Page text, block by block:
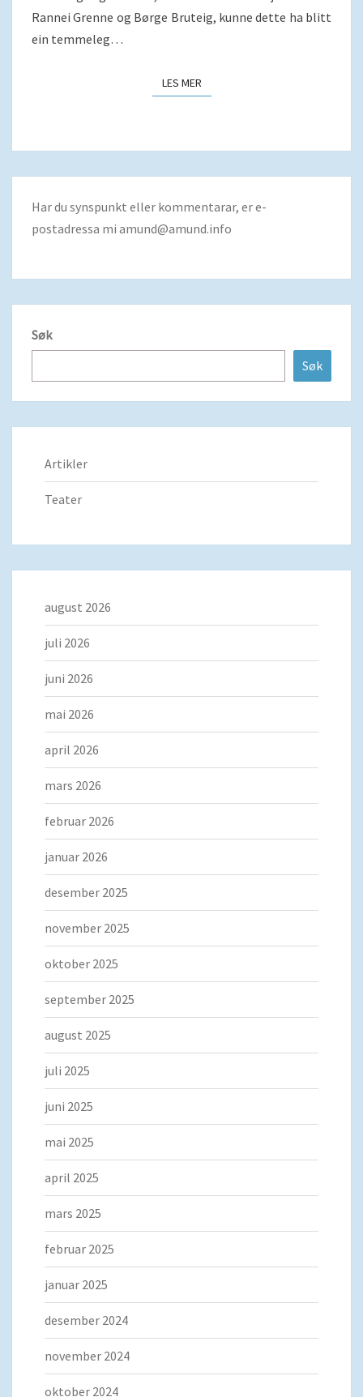
Rannei Grenne og Børge Bruteig, kunne dette ha blitt
ein temmeleg…
LES MERLES MER
Har du synspunkt eller kommentarar, er e-
postadressa mi amund@amund.info
Søk
Søk
Artikler
Teater
august 2026
juli 2026
juni 2026
mai 2026
april 2026
mars 2026
februar 2026
januar 2026
desember 2025
november 2025
oktober 2025
september 2025
august 2025
juli 2025
juni 2025
mai 2025
april 2025
mars 2025
februar 2025
januar 2025
desember 2024
november 2024
oktober 2024